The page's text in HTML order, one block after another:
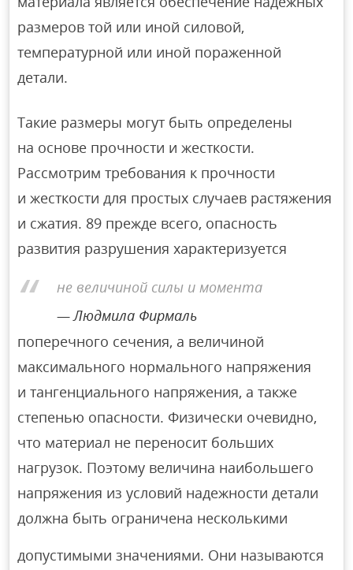
размеров той или иной силовой,
температурной или иной пораженной
детали.
Такие размеры могут быть определены
на основе прочности и жесткости.
Рассмотрим требования к прочности
и жесткости для простых случаев растяжения
и сжатия. 89 прежде всего, опасность
развития разрушения характеризуется
не величиной силы и момента
Людмила Фирмаль
поперечного сечения, а величиной
максимального нормального напряжения
и тангенциального напряжения, а также
степенью опасности. Физически очевидно,
что материал не переносит больших
нагрузок. Поэтому величина наибольшего
напряжения из условий надежности детали
должна быть ограничена несколькими
допустимыми значениями. Они называются